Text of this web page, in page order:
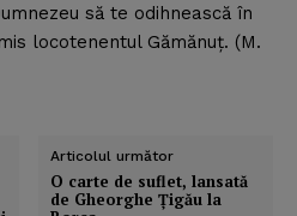
să te odihnească în
locotenentul Gămănuţ. (M.
Articolul următor
O carte de suflet, lansată
de Gheorghe Ţigău la